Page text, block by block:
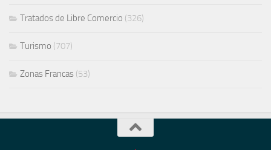
Tratados de Libre Comercio (326)
Turismo (707)
Zonas Francas (53)